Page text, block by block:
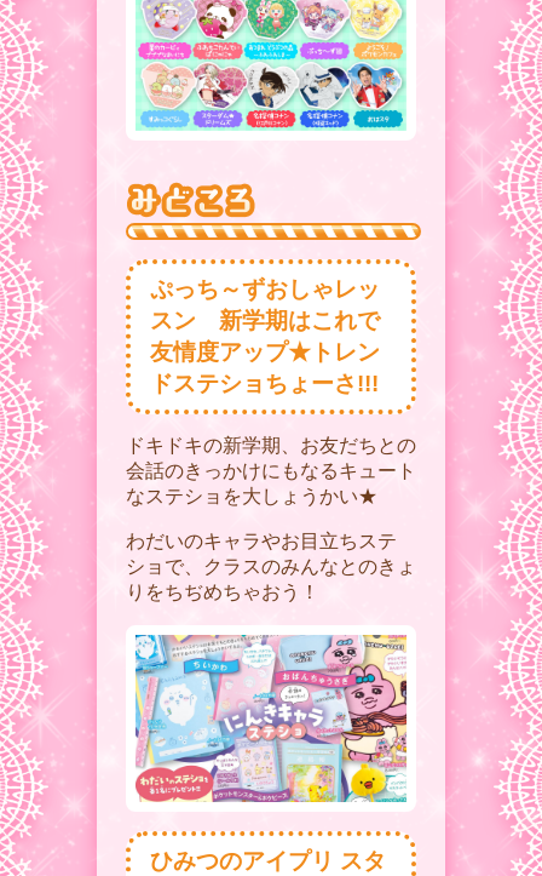
ぷっち～ずおしゃレッ
スン 新学期はこれで
友情度アップ★トレン
ドステショちょーさ!!!
ドキドキの新学期、お友だちとの
会話のきっかけにもなるキュート
なステショを大しょうかい★
わだいのキャラやお目立ちステ
ショで、クラスのみんなとのきょ
りをちぢめちゃおう！
ひみつのアイプリ スタ